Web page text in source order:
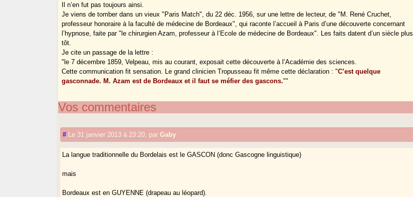
Il n’en fut pas toujours ainsi.
Je viens de tomber dans un vieux "Paris Match", du 22 déc. 1956, sur une lettre de lecteur, de "M. René Cruchet,
professeur honoraire à la faculté de médecine de Bordeaux", qui raconte l’accueil à Paris d’une découverte concernant
l’hypnose, faite par "le chirurgien Azam, professeur à l’Ecole de médecine de Bordeaux". Les faits datent d’un siècle plus
tôt.
Je cite un passage de la lettre :
"le 7 décembre 1859, Velpeau, mis au courant, exposait cette découverte à l’Académie des sciences.
Cette communication fit sensation. Le grand clinicien Tropusseau fit même cette déclaration : "C’est quelque
gasconnade. M. Azam est de Bordeaux et il faut se méfier des gascons.""
Vos commentaires
# Le 31 janvier 2013 à 23:20 parGaby
La langue traditionnelle du Bordelais est le GASCON (donc Gascogne linguistique)
mais
Bordeaux est en GUYENNE (drapeau au léopard).